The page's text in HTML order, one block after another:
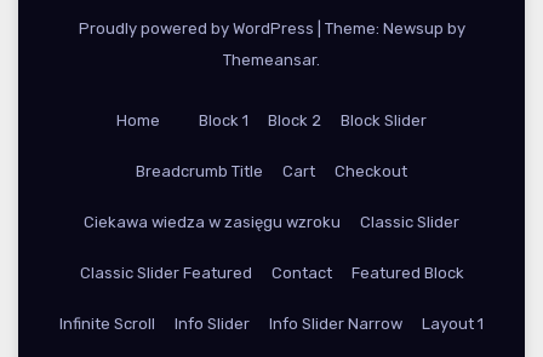
Proudly powered by WordPress
Theme: Newsup by
Themeansar.
Home Block 1 Block 2 Block Slider
Breadcrumb Title Cart Checkout
Ciekawa wiedza w zasięgu wzroku Classic Slider
Classic Slider Featured Contact Featured Block
Infinite Scroll Info Slider Info Slider Narrow Layout 1